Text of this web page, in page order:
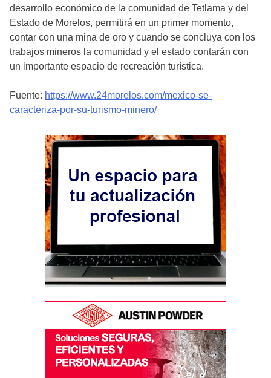
desarrollo económico de la comunidad de Tetlama y del
Estado de Morelos, permitirá en un primer momento,
contar con una mina de oro y cuando se concluya con los
trabajos mineros la comunidad y el estado contarán con
un importante espacio de recreación turística.
Fuente: https://www.24morelos.com/mexico-se-
caracteriza-por-su-turismo-minero/